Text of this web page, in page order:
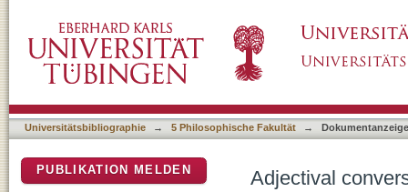
Universitätsbibliographie → 5 Philosophische Fakultät → Dokumentanzeige
Adjectival
PUBLIKATION MELDEN